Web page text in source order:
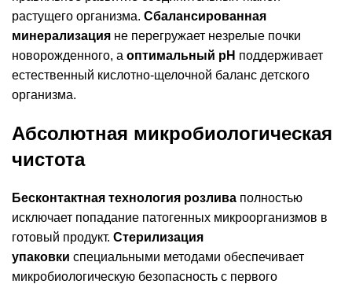
растущего организма. Сбалансированная
минерализация не перегружает незрелые почки
новорожденного, а оптимальный pH поддерживает
естественный кислотно-щелочной баланс детского
организма.
Абсолютная микробиологическая
чистота
Бесконтактная технология розлива полностью
исключает попадание патогенных микроорганизмов в
готовый продукт. Стерилизация
упаковки специальными методами обеспечивает
микробиологическую безопасность с первого